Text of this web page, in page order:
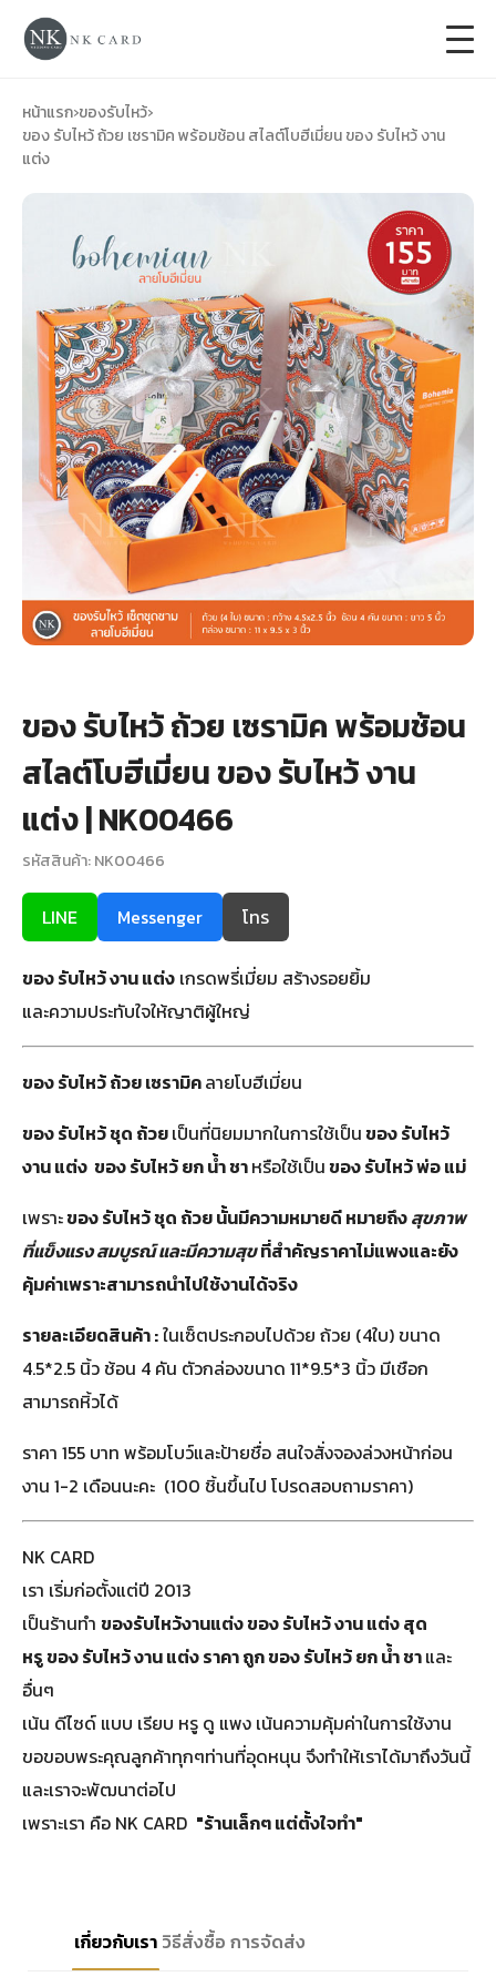
การ์ดแต่งงาน
ของชำร่วยงานแต่ง
ป้ายของชำร่วยงานแต่ง +
การ์ดงานบวช
การ์ดขึ้นบ้านใหม่
ซองเปล่า
รับพิมพ์หน้าซอง
Wax Seal Sticker | สติกเกอร์ตราครั่งปิดซอง
การ์ดแต่งงานออนไลน์
บทความ
หน้าแรก›ของรับไหว้›
ของ รับไหว้ ถ้วย เซรามิค พร้อมช้อน สไลต์โบฮีเมี่ยน ของ รับไหว้ งาน
แต่ง
ของ รับไหว้ ถ้วย เซรามิค พร้อมช้อน
สไลต์โบฮีเมี่ยน ของ รับไหว้ งาน
แต่ง | NK00466
รหัสสินค้า: NK00466
LINE Messenger โทร
ของ รับไหว้ งาน แต่ง เกรดพรี่เมี่ยม สร้างรอยยิ้ม
และความประทับใจให้ญาติผู้ใหญ่
ของ รับไหว้ ถ้วย เซรามิคลายโบฮีเมี่ยน
ของ รับไหว้ ชุด ถ้วยเป็นที่นิยมมากในการใช้เป็นของ รับไหว้
งาน แต่ง ของ รับไหว้ ยก น้ำ ชาหรือใช้เป็นของ รับไหว้ พ่อ แม่
เพราะของ รับไหว้ ชุด ถ้วย นั้นมีความหมายดี หมายถึงสุขภาพ
ที่แข็งแรง สมบูรณ์ และมีความสุขที่สำคัญราคาไม่แพงและยัง
คุ้มค่าเพราะสามารถนำไปใช้งานได้จริง
รายละเอียดสินค้า :ในเซ็ตประกอบไปด้วย ถ้วย (4ใบ) ขนาด
4.5*2.5 นิ้ว ช้อน 4 คัน ตัวกล่องขนาด 11*9.5*3 นิ้ว มีเชือก
สามารถหิ้วได้
ราคา 155 บาท พร้อมโบว์และป้ายชื่อ สนใจสั่งจองล่วงหน้าก่อน
งาน 1-2 เดือนนะคะ (100 ชิ้นขึ้นไป โปรดสอบถามราคา)
NK CARD
เรา เริ่มก่อตั้งแต่ปี 2013
เป็นร้านทำ ของรับไหว้งานแต่ง ของ รับไหว้ งาน แต่ง สุด
หรู ของ รับไหว้ งาน แต่ง ราคา ถูก ของ รับไหว้ ยก น้ำ ชาและ
อื่นๆ
เน้น ดีไซด์ แบบ เรียบ หรู ดู แพง เน้นความคุ้มค่าในการใช้งาน
ขอขอบพระคุณลูกค้าทุกๆท่านที่อุดหนุน จึงทำให้เราได้มาถึงวันนี้
และเราจะพัฒนาต่อไป
เพราะเรา คือ NK CARD "ร้านเล็กๆ แต่ตั้งใจทำ"
เกี่ยวกับเรา วิธีสั่งซื้อ การจัดส่ง